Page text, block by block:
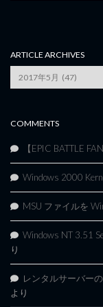
ARTICLE ARCHIVES
Article
Archives
COMMENTS
【EPIC BATTLE
Windows 2000
MSU ファイルを
Windows NT 3.51
り
レンタルサーバー
より